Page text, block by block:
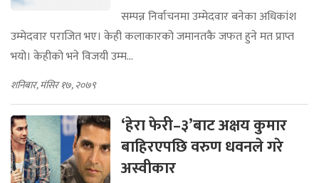
सम्पन्न निर्वाचनमा उम्मेदवार बनेका अधिकांश
उम्मेदवार पराजित भए। केही कलाकारको जमानतकै जफत हुने मत प्राप्त
भयो। केहीको भने विजयी उम्म...
शनिबार, मंसिर १७, २०७९
‘हेरा फेरी–३’बाट अक्षय कुमार
बाहिरएपछि वरुण धवनले गरे
अस्वीकार